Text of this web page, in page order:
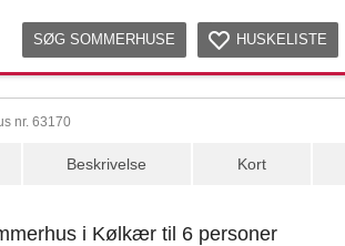
SØG SOMMERHUSE HUSKELISTE
nr. 63170
Beskrivelse Kort
i Kølkær til 6 personer